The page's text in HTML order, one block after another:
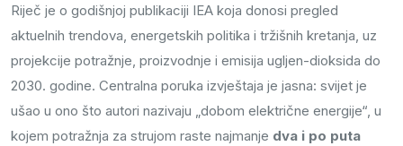
Riječ je o godišnjoj publikaciji IEA koja donosi pregled
aktuelnih trendova, energetskih politika i tržišnih kretanja, uz
projekcije potražnje, proizvodnje i emisija ugljen-dioksida do
2030. godine. Centralna poruka izvještaja je jasna: svijet je
ušao u ono što autori nazivaju „dobom električne energije“, u
kojem potražnja za strujom raste najmanje dva i po puta